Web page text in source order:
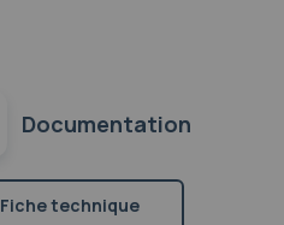
Documentation
Fiche technique